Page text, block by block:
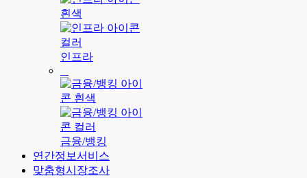
인프라
금융/뱅킹
연간정보서비스
맞춤형시장조사